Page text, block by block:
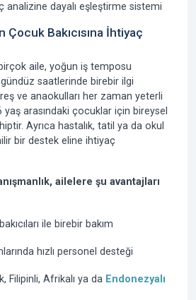
analizine dayalı eşleştirme sistemi
Çocuk Bakıcısına İhtiyaç
aile, yoğun iş temposu
saatlerinde birebir ilgi
ve anaokulları her zaman yeterli
arasındaki çocuklar için bireysel
Ayrıca hastalık, tatil ya da okul
bir destek eline ihtiyaç
ailelere şu avantajları
ile birebir bakım
hızlı personel desteği
Filipinli, Afrikalı ya da Endonezyalı